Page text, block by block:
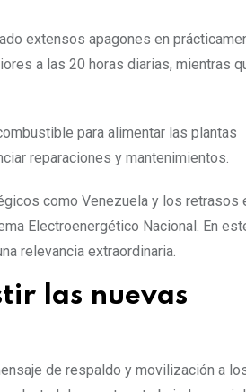
extensos apagones en
a las 20 horas diarias, mientras
para alimentar las plantas
reparaciones y mantenimientos.
como Venezuela y los retrasos
Electroenergético Nacional. En
relevancia extraordinaria.
las nuevas
de respaldo y movilización a